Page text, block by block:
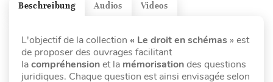
Videos
Audios
Beschreibung
L'objectif de la collection « Le droit en schémas » est
de proposer des ouvrages facilitant
lacompréhensionet la mémorisationdes questions
juridiques. Chaque question est ainsi envisagée selon